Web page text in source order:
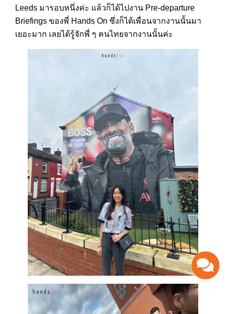
Leeds มารอบหนึ่งค่ะ แล้วก็ได้ไปงาน Pre-departure
Briefings ของพี่ Hands On ซึ่งก็ได้เพื่อนจากงานนั้นมา
เยอะมาก เลยได้รู้จักพี่ ๆ คนไทยจากงานนั้นค่ะ